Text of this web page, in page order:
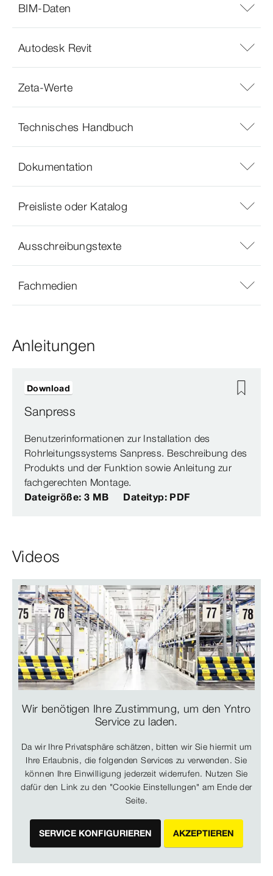
BIM-Daten
Autodesk Revit
Zeta-Werte
Technisches Handbuch
Dokumentation
Preisliste oder Katalog
Ausschreibungstexte
Fachmedien
Anleitungen
Sanpress
Benutzerinformationen zur Installation des
Rohrleitungssystems Sanpress. Beschreibung des
Produkts und der Funktion sowie Anleitung zur
fachgerechten Montage.
Dateigröße: 3 MB
Dateityp: PDF
Download
Videos
Wir benötigen Ihre Zustimmung, um den Yntro
Service zu laden.
Da wir Ihre Privatsphäre schätzen, bitten wir Sie hiermit um
Ihre Erlaubnis, die folgenden Services zu verwenden. Sie
können Ihre Einwilligung jederzeit widerrufen. Nutzen Sie
dafür den Link zu den "Cookie Einstellungen" am Ende der
Seite.
SERVICE KONFIGURIEREN AKZEPTIEREN